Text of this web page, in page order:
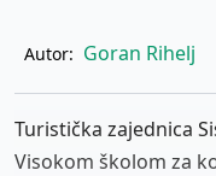
Autor: Goran Rihelj
Turistička zajednica
Visokom školom za